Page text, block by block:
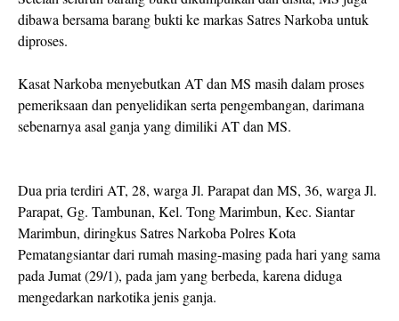
dibawa bersama barang bukti ke markas Satres Narkoba untuk
diproses.
Kasat Narkoba menyebutkan AT dan MS masih dalam proses
pemeriksaan dan penyelidikan serta pengembangan, darimana
sebenarnya asal ganja yang dimiliki AT dan MS.
Dua pria terdiri AT, 28, warga Jl. Parapat dan MS, 36, warga Jl.
Parapat, Gg. Tambunan, Kel. Tong Marimbun, Kec. Siantar
Marimbun, diringkus Satres Narkoba Polres Kota
Pematangsiantar dari rumah masing-masing pada hari yang sama
pada Jumat (29/1), pada jam yang berbeda, karena diduga
mengedarkan narkotika jenis ganja.